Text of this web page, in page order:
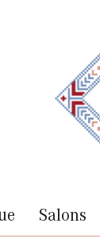
Salons